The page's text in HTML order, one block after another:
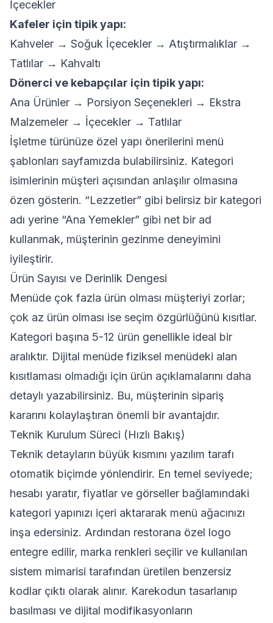
İçecekler
Kafeler için tipik yapı:
Kahveler → Soğuk İçecekler → Atıştırmalıklar →
Tatlılar → Kahvaltı
Dönerci ve kebapçılar için tipik yapı:
Ana Ürünler → Porsiyon Seçenekleri → Ekstra
Malzemeler → İçecekler → Tatlılar
İşletme türünüze özel yapı önerilerini menü
şablonları sayfamızda bulabilirsiniz. Kategori
isimlerinin müşteri açısından anlaşılır olmasına
özen gösterin. “Lezzetler” gibi belirsiz bir kategori
adı yerine “Ana Yemekler” gibi net bir ad
kullanmak, müşterinin gezinme deneyimini
iyileştirir.
Ürün Sayısı ve Derinlik Dengesi
Menüde çok fazla ürün olması müşteriyi zorlar;
çok az ürün olması ise seçim özgürlüğünü kısıtlar.
Kategori başına 5-12 ürün genellikle ideal bir
aralıktır. Dijital menüde fiziksel menüdeki alan
kısıtlaması olmadığı için ürün açıklamalarını daha
detaylı yazabilirsiniz. Bu, müşterinin sipariş
kararını kolaylaştıran önemli bir avantajdır.
Teknik Kurulum Süreci (Hızlı Bakış)
Teknik detayların büyük kısmını yazılım tarafı
otomatik biçimde yönlendirir. En temel seviyede;
hesabı yaratır, fiyatlar ve görseller bağlamındaki
kategori yapınızı içeri aktararak menü ağacınızı
inşa edersiniz. Ardından restorana özel logo
entegre edilir, marka renkleri seçilir ve kullanılan
sistem mimarisi tarafından üretilen benzersiz
kodlar çıktı olarak alınır. Karekodun tasarlanıp
basılması ve dijital modifikasyonların